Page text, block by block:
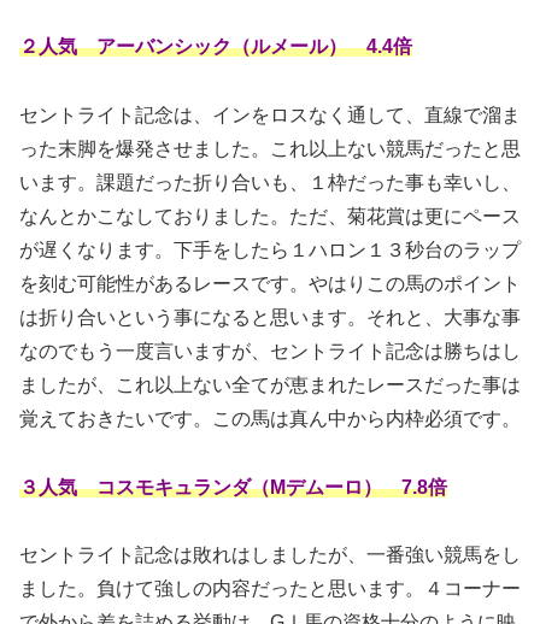
２人気 アーバンシック（ルメール） 4.4倍
セントライト記念は、インをロスなく通して、直線で溜ま
った末脚を爆発させました。これ以上ない競馬だったと思
います。課題だった折り合いも、１枠だった事も幸いし、
なんとかこなしておりました。ただ、菊花賞は更にペース
が遅くなります。下手をしたら１ハロン１３秒台のラップ
を刻む可能性があるレースです。やはりこの馬のポイント
は折り合いという事になると思います。それと、大事な事
なのでもう一度言いますが、セントライト記念は勝ちはし
ましたが、これ以上ない全てが恵まれたレースだった事は
覚えておきたいです。この馬は真ん中から内枠必須です。
３人気 コスモキュランダ（Mデムーロ） 7.8倍
セントライト記念は敗れはしましたが、一番強い競馬をし
ました。負けて強しの内容だったと思います。４コーナー